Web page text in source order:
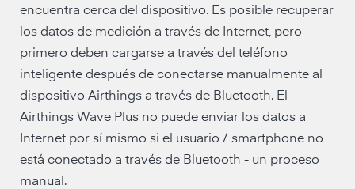
encuentra cerca del dispositivo. Es posible recuperar
los datos de medición a través de Internet, pero
primero deben cargarse a través del teléfono
inteligente después de conectarse manualmente al
dispositivo Airthings a través de Bluetooth. El
Airthings Wave Plus no puede enviar los datos a
Internet por sí mismo si el usuario / smartphone no
está conectado a través de Bluetooth - un proceso
manual.